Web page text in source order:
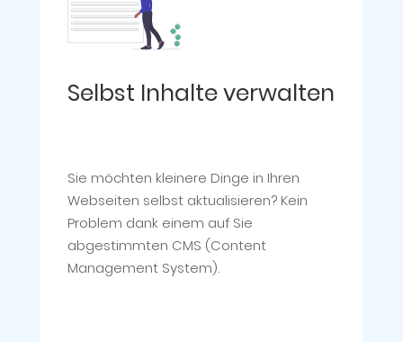
Selbst Inhalte verwalten
Sie möchten kleinere Dinge in Ihren
Webseiten selbst aktualisieren? Kein
Problem dank einem auf Sie
abgestimmten CMS (Content
Management System).